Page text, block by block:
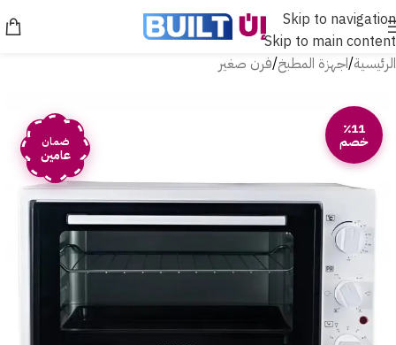
Skip to navigation
Skip to main content
الرئيسية/اجهزة المطبخ/فرن صغير
٪11
خصم ضمان
عامين